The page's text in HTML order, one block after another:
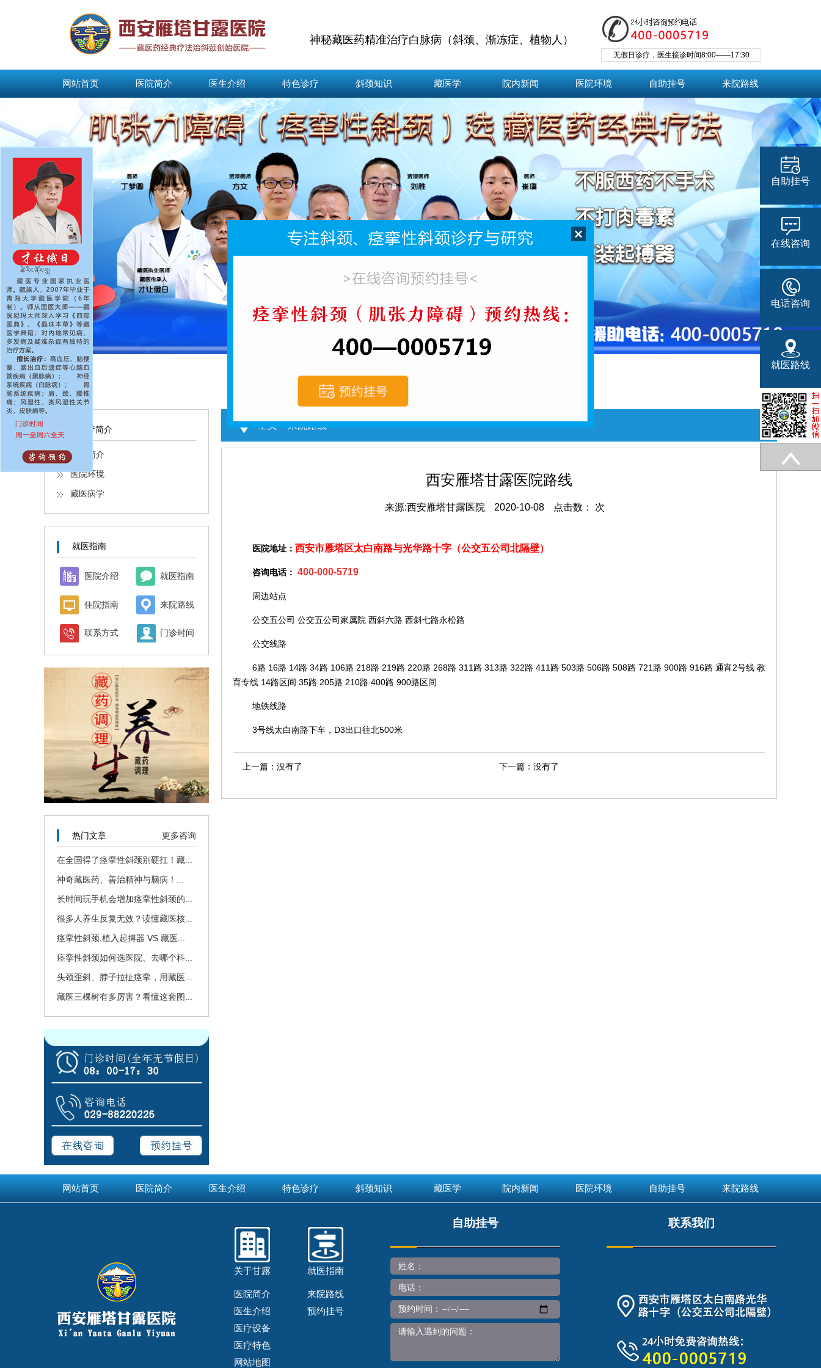
神秘藏医药精准治疗白脉病（斜颈、渐冻症、植物人）
无假日诊疗，医生接诊时间8:00——17:30
网站首页 医院简介 医生介绍 特色诊疗 斜颈知识 藏医学 院内新闻 医院环境 自助挂号 来院路线
医疗简介
医院简介
医院环境
藏医病学
就医指南
医院介绍 就医指南
住院指南 来院路线
联系方式 门诊时间
热门文章 更多咨询
在全国得了痉挛性斜颈别硬扛！藏...
神奇藏医药、善治精神与脑病！...
长时间玩手机会增加痉挛性斜颈的...
很多人养生反复无效？读懂藏医核...
痉挛性斜颈,植入起搏器 VS 藏医...
痉挛性斜颈如何选医院、去哪个科...
头颈歪斜、脖子拉扯痉挛，用藏医...
藏医三棵树有多厉害？看懂这套图...
主页>来院路线>
西安雁塔甘露医院路线
来源:西安雁塔甘露医院 2020-10-08 点击数： 次
医院地址： 西安市雁塔区太白南路与光华路十字（公交五公司北隔壁）
咨询电话： 400-000-5719
周边站点
公交五公司 公交五公司家属院 西斜六路 西斜七路永松路
公交线路
6路 16路 14路 34路 106路 218路 219路 220路 268路 311路 313路 322路 411路 503路 506路 508路 721路 900路 916路 通宵2号线 教
育专线 14路区间 35路 205路 210路 400路 900路区间
地铁线路
3号线太白南路下车，D3出口往北500米
上一篇：没有了 下一篇：没有了
网站首页 医院简介 医生介绍 特色诊疗 斜颈知识 藏医学 院内新闻 医院环境 自助挂号 来院路线
关于甘露
医院简介
医生介绍
医疗设备
医疗特色
网站地图
就医指南
来院路线
预约挂号
自助挂号
姓名：
电话：
预约时间：
请输入遇到的问题：
联系我们
自助挂号
在线咨询
电话咨询
就医路线